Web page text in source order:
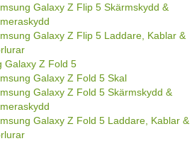
Galaxy Z Flip 5 Skärmskydd &
Galaxy Z Flip 5 Laddare, Kablar &
Galaxy Z Fold 5
Galaxy Z Fold 5 Skal
Galaxy Z Fold 5 Skärmskydd &
Galaxy Z Fold 5 Laddare, Kablar &